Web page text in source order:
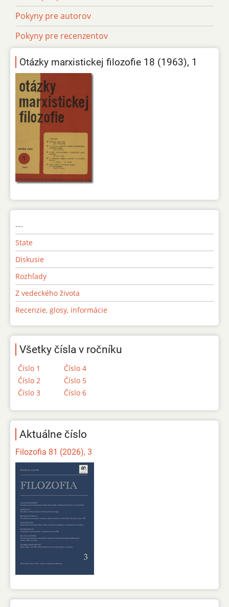
Pokyny pre autorov
Pokyny pre recenzentov
Otázky marxistickej filozofie 18 (1963), 1
---
State
Diskusie
Rozhľady
Z vedeckého života
Recenzie, glosy, informácie
Všetky čísla v ročníku
Číslo 1
Číslo 2
Číslo 3
Číslo 4
Číslo 5
Číslo 6
Aktuálne číslo
Filozofia 81 (2026), 3